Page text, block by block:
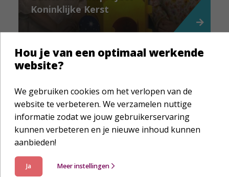
Koninklijke Kerst
Impactverhaal
Geen € 250 maar € 3.250:
Joyce liep 42 kilometer voor
de Family Bible
Hou je van een optimaal werkende
website?
We gebruiken cookies om het verlopen van de
website te verbeteren. We verzamelen nuttige
informatie zodat we jouw gebruikerservaring
kunnen verbeteren en je nieuwe inhoud kunnen
aanbieden!
Ja Meer instellingen